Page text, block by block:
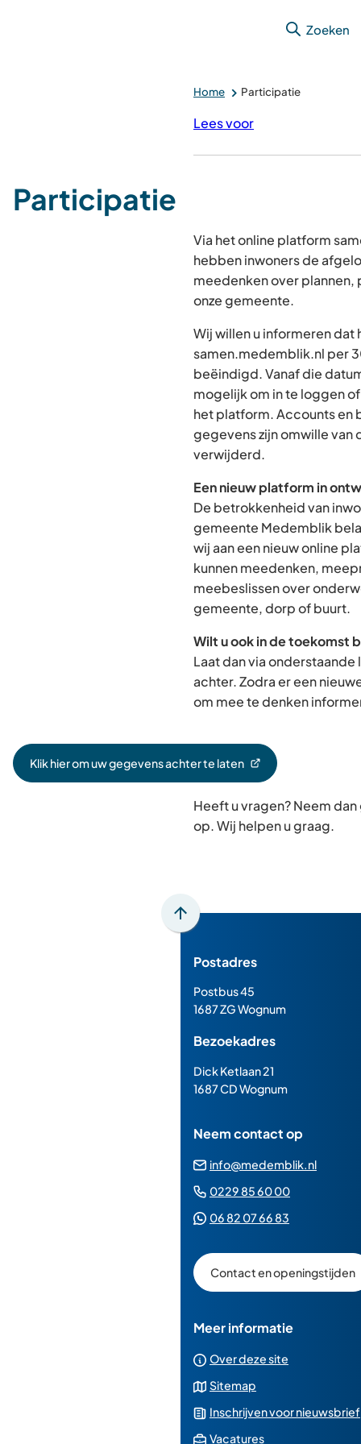
Zoeken
Home Participatie
Lees voor
Participatie
Via het online platform
hebben inwoners de
meedenken over
onze gemeente.
Wij willen u informeren dat
samen.medemblik.nl per
beëindigd. Vanaf die
mogelijk om in te loggen
het platform. Accounts en
gegevens zijn omwille van
verwijderd.
Een nieuw platform in
De betrokkenheid van
gemeente Medemblik
wij aan een nieuw online
kunnen meedenken,
meebeslissen over
gemeente, dorp of buurt.
Wilt u ook in de toekomst
Laat dan via
achter. Zodra er een
om mee te denken
Klik hier om uw gegevens achter te laten
(Verwijst
Heeft u vragen? Neem
op. Wij helpen u graag.
Scroll
boven
het
van
de
paginainhoud
Postadres
Postbus 45
1687 ZG Wognum
Bezoekadres
Dick Ketlaan 21
1687 CD Wognum
Neem contact op
info@medemblik.nl
0229 85 60 00(Verwijst
06 82 07 66 83
een
Whatsapp
Contact en openingstijden
Meer informatie
Over deze site
Sitemap
Inschrijven voor nieuwsbrief
Vacatures(Verwijst